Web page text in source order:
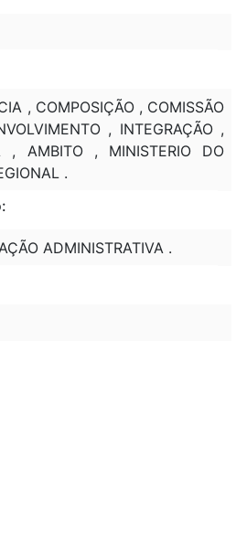
, COMPOSIÇÃO , COMISSÃO
, INTEGRAÇÃO ,
, AMBITO , MINISTERIO DO
.
ADMINISTRATIVA .